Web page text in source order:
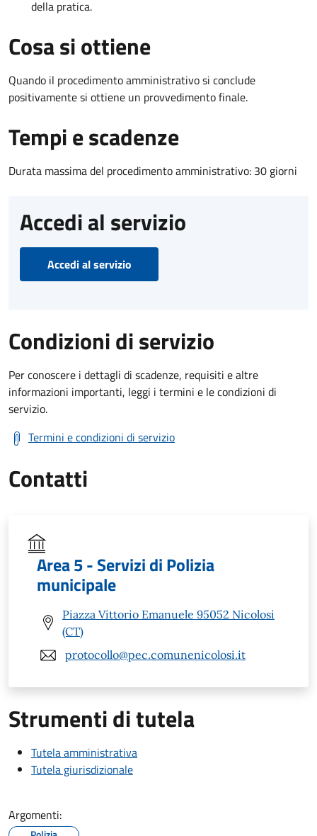
della pratica.
Cosa si ottiene
Quando il procedimento amministrativo si conclude
positivamente si ottiene un provvedimento finale.
Tempi e scadenze
Durata massima del procedimento amministrativo: 30 giorni
Accedi al servizio
Accedi al servizio
Condizioni di servizio
Per conoscere i dettagli di scadenze, requisiti e altre
informazioni importanti, leggi i termini e le condizioni di
servizio.
Termini e condizioni di servizio
Contatti
Area 5 - Servizi di Polizia
municipale
Piazza Vittorio Emanuele 95052 Nicolosi
(CT)
protocollo@pec.comunenicolosi.it
Strumenti di tutela
Tutela amministrativa
Tutela giurisdizionale
Argomenti: